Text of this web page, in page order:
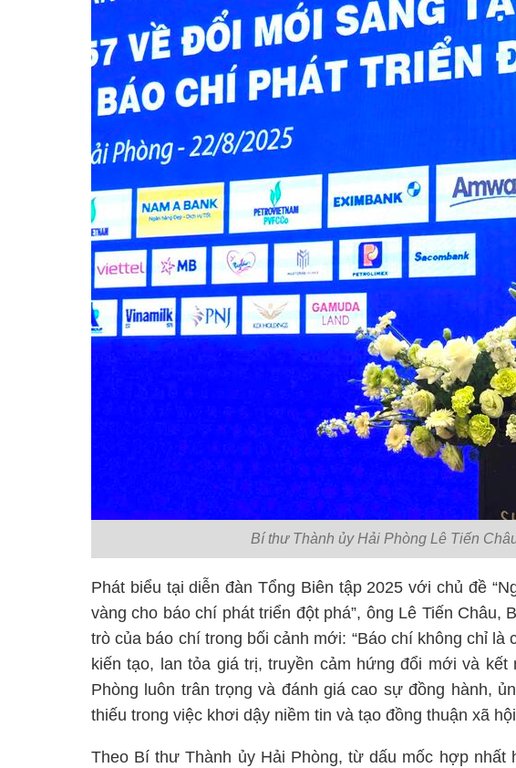
Bí thư Thành ủy Hải Phòng Lê Tiến
Phát biểu tại diễn đàn Tổng Biên tập 2025 với chủ đề
vàng cho báo chí phát triển đột phá”, ông Lê Tiến Châu,
trò của báo chí trong bối cảnh mới: “Báo chí không chỉ
kiến tạo, lan tỏa giá trị, truyền cảm hứng đổi mới và
Phòng luôn trân trọng và đánh giá cao sự đồng hành,
thiếu trong việc khơi dậy niềm tin và tạo đồng thuận xã
Theo Bí thư Thành ủy Hải Phòng, từ dấu mốc hợp